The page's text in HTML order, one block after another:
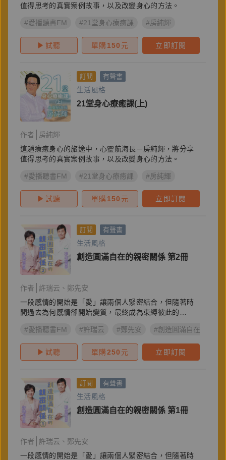
值得思考的真實案例故事，以及改變身心的方法。
#愛播聽書FM #21堂身心療癒課 #房純輝
試聽 單購150 元 立即訂閱
訂閱 有聲書
生活風格
21堂身心療癒課(上)
作者
房純輝
這趟療癒身心的旅途中，心靈航海長－房純輝，將分享
值得思考的真實案例故事，以及改變身心的方法。
#愛播聽書FM #21堂身心療癒課 #房純輝
試聽 單購150 元 立即訂閱
訂閱 有聲書
生活風格
創造圓滿自在的親密關係 第2冊
作者 許瑞云
鄭先安
一段感情的開始是「愛」讓兩個人緊密結合，但隨著時
間過去為何感情卻開始變質，最終成為束縛彼此的
#愛播聽書FM
#許瑞云 #鄭先安 #創造圓滿自在的親密
試聽 單購250 元 立即訂閱
訂閱 有聲書
生活風格
創造圓滿自在的親密關係 第1冊
作者 許瑞云
鄭先安
一段感情的開始是「愛」讓兩個人緊密結合，但隨著時